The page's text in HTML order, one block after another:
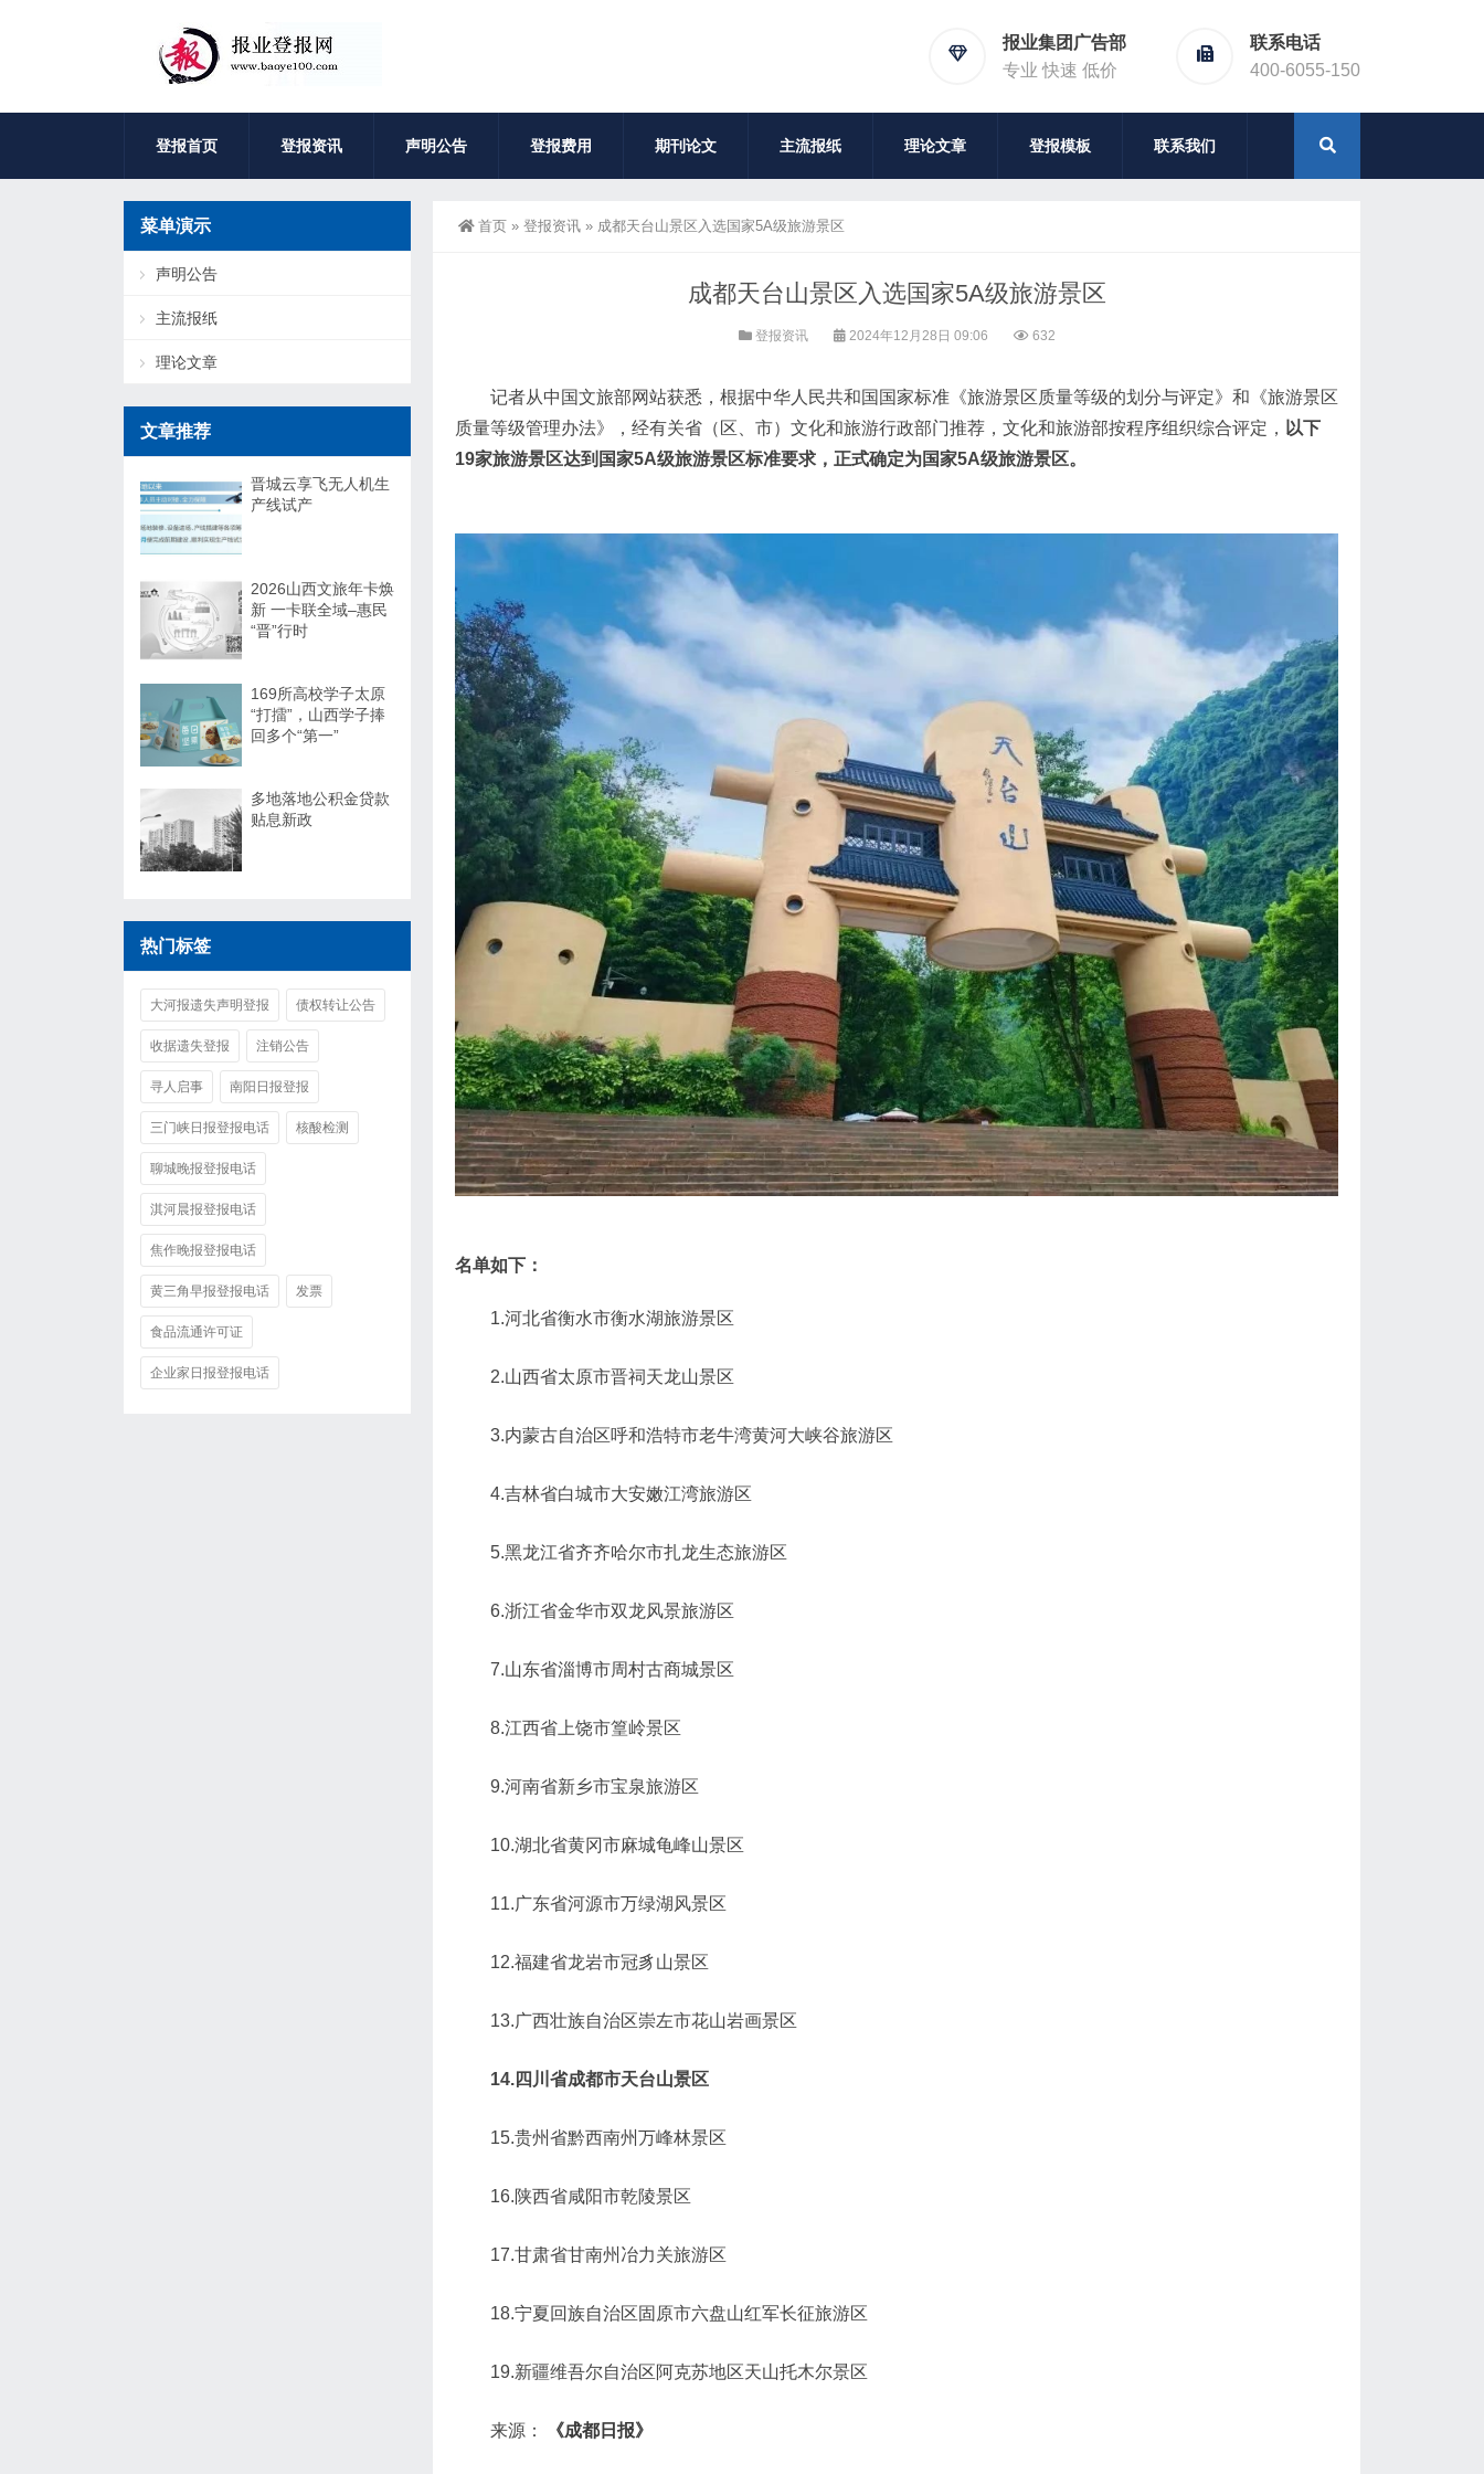
报业集团广告部
专业 快速 低价
联系电话
400-6055-150
登报首页 登报资讯 声明公告 登报费用 期刊论文 主流报纸 理论文章 登报模板 联系我们
首页 » 登报资讯 » 成都天台山景区入选国家5A级旅游景区
成都天台山景区入选国家5A级旅游景区
登报资讯 2024年12月28日 09:06 632
记者从中国文旅部网站获悉，根据中华人民共和国国家标准《旅游景区质量等级的划分与评定》和《旅游景区
质量等级管理办法》，经有关省（区、市）文化和旅游行政部门推荐，文化和旅游部按程序组织综合评定， 以下
19家旅游景区达到国家5A级旅游景区标准要求，正式确定为国家5A级旅游景区。
名单如下：
1.河北省衡水市衡水湖旅游景区
2.山西省太原市晋祠天龙山景区
3.内蒙古自治区呼和浩特市老牛湾黄河大峡谷旅游区
4.吉林省白城市大安嫩江湾旅游区
5.黑龙江省齐齐哈尔市扎龙生态旅游区
6.浙江省金华市双龙风景旅游区
7.山东省淄博市周村古商城景区
8.江西省上饶市篁岭景区
9.河南省新乡市宝泉旅游区
10.湖北省黄冈市麻城龟峰山景区
11.广东省河源市万绿湖风景区
12.福建省龙岩市冠豸山景区
13.广西壮族自治区崇左市花山岩画景区
14.四川省成都市天台山景区
15.贵州省黔西南州万峰林景区
16.陕西省咸阳市乾陵景区
17.甘肃省甘南州冶力关旅游区
18.宁夏回族自治区固原市六盘山红军长征旅游区
19.新疆维吾尔自治区阿克苏地区天山托木尔景区
来源： 《成都日报》
菜单演示
声明公告
主流报纸
理论文章
文章推荐
晋城云享飞无人机生
产线试产
2026山西文旅年卡焕
新 一卡联全域–惠民
“晋”行时
169所高校学子太原
“打擂”，山西学子捧
回多个“第一”
多地落地公积金贷款
贴息新政
热门标签
大河报遗失声明登报 债权转让公告
收据遗失登报 注销公告
寻人启事 南阳日报登报
三门峡日报登报电话 核酸检测
聊城晚报登报电话
淇河晨报登报电话
焦作晚报登报电话
黄三角早报登报电话 发票
食品流通许可证
企业家日报登报电话